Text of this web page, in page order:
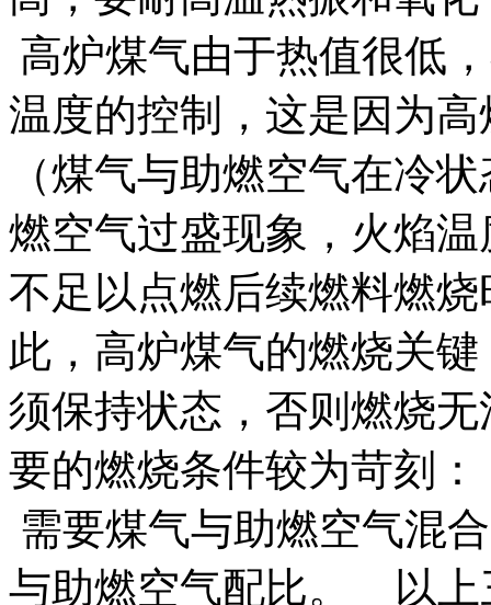
高炉煤气由于热值很低
温度的控制，这是因为
（煤气与助燃空气在冷
燃空气过盛现象，火焰
不足以点燃后续燃料燃
此，高炉煤气的燃烧关
须保持状态，否则燃烧
要的燃烧条件较为苛刻
需要煤气与助燃空气混
与助燃空气配比。 以上